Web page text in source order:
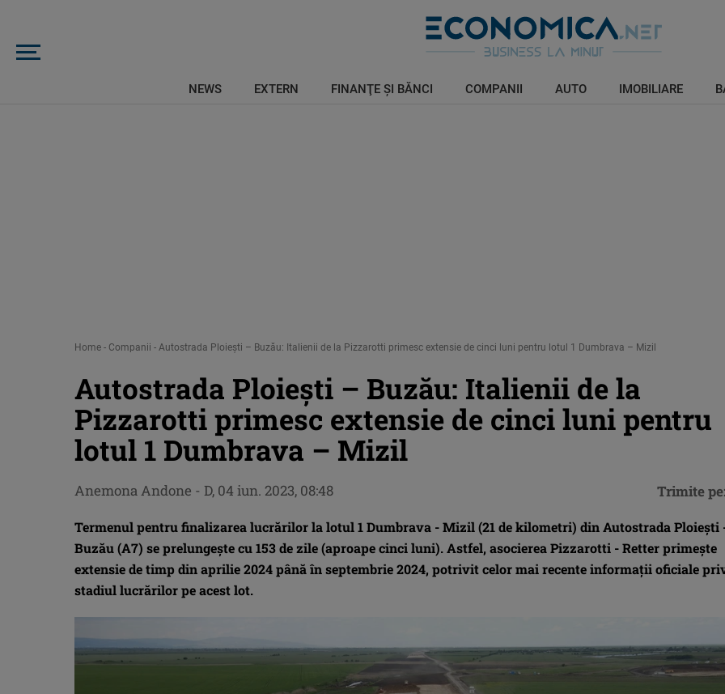
NEWS EXTERN FINANŢE ŞI BĂNCI COMPANII AUTO IMOBILIARE
Home - Companii - Autostrada Ploiești – Buzău: Italienii de la Pizzarotti primesc extensie de cinci luni pentru lotul 1 Dumbrava – Mizil
Autostrada Ploiești – Buzău: Italienii de la
Pizzarotti primesc extensie de cinci luni pentru
lotul 1 Dumbrava – Mizil
Termenul pentru finalizarea lucrărilor la lotul 1 Dumbrava - Mizil (21 de kilometri) din Autostrada Ploiești
Buzău (A7) se prelungește cu 153 de zile (aproape cinci luni). Astfel, asocierea Pizzarotti - Retter primește
extensie de timp din aprilie 2024 până în septembrie 2024, potrivit celor mai recente informații oficiale
stadiul lucrărilor pe acest lot.
Anemona Andone - D, 04 iun. 2023, 08:48 Trimite